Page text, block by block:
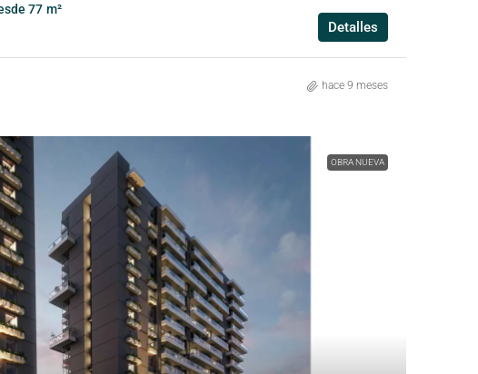
77 m²
Detalles
hace 9 meses
OBRA NUEVA